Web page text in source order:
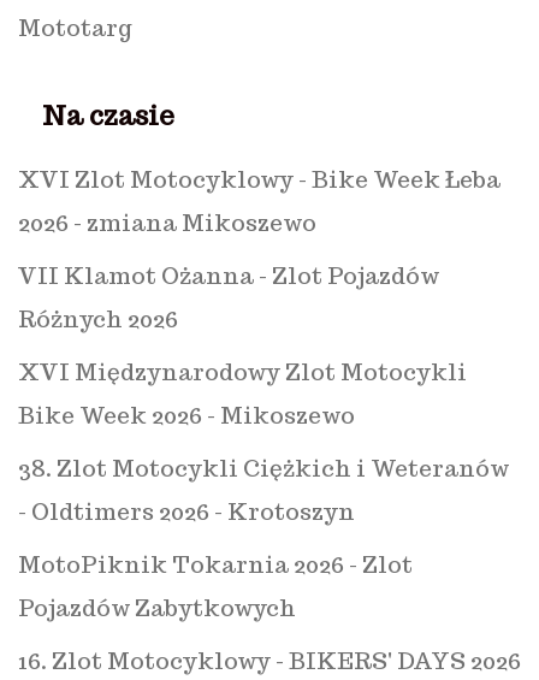
Mototarg
Na czasie
XVI Zlot Motocyklowy - Bike Week Łeba
2026 - zmiana Mikoszewo
VII Klamot Ożanna - Zlot Pojazdów
Różnych 2026
XVI Międzynarodowy Zlot Motocykli
Bike Week 2026 - Mikoszewo
38. Zlot Motocykli Ciężkich i Weteranów
- Oldtimers 2026 - Krotoszyn
MotoPiknik Tokarnia 2026 - Zlot
Pojazdów Zabytkowych
16. Zlot Motocyklowy - BIKERS' DAYS 2026